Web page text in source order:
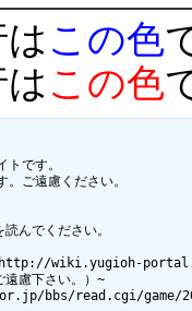
この色
この色
です。
ご遠慮ください。
んでください。
板:http://wiki.yugioh-
遠慮下さい。）~
bbs/read.cgi/game/